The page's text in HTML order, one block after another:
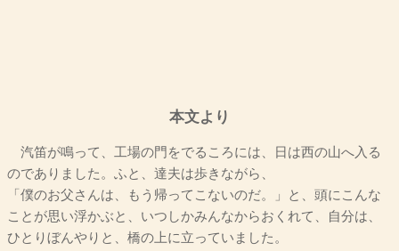
本文より
汽笛が鳴って、工場の門をでるころには、日は西の山へ入る
のでありました。ふと、達夫は歩きながら、
「僕のお父さんは、もう帰ってこないのだ。」と、頭にこんな
ことが思い浮かぶと、いつしかみんなからおくれて、自分は、
ひとりぼんやりと、橋の上に立っていました。